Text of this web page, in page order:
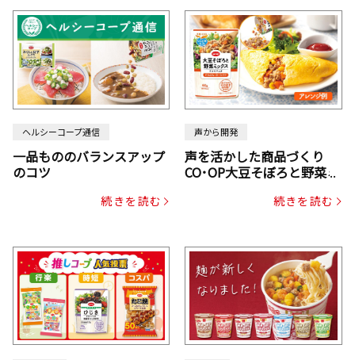
ヘルシーコープ通信
一品もののバランスアップ
のコツ
続きを読む
声から開発
声を活かした商品づくり
CO･OP大豆そぼろと野菜ミ
じん・コーン入り）続きを読む